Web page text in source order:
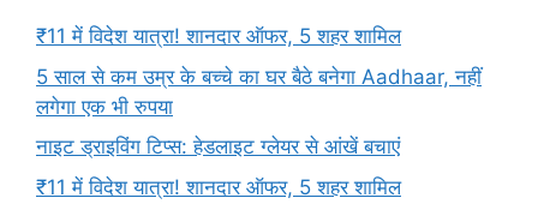
₹11 में विदेश यात्रा! शानदार ऑफर, 5 शहर शामिल
5 साल से कम उम्र के बच्चे का घर बैठे बनेगा Aadhaar, नहीं
लगेगा एक भी रुपया
नाइट ड्राइविंग टिप्स: हेडलाइट ग्लेयर से आंखें बचाएं
₹11 में विदेश यात्रा! शानदार ऑफर, 5 शहर शामिल